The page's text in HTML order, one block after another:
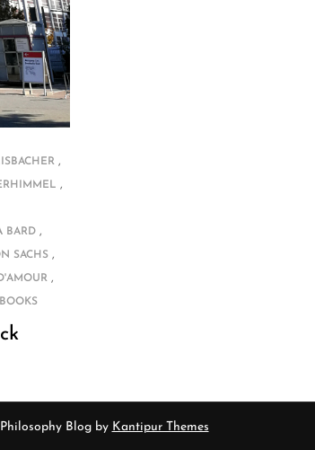
,
,
BARD ,
SACHS ,
,
Blog by Kantipur Themes